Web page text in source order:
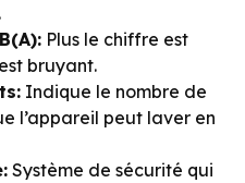
Plus le chiffre est
bruyant.
Indique le nombre de
l’appareil peut laver en
Système de sécurité qui